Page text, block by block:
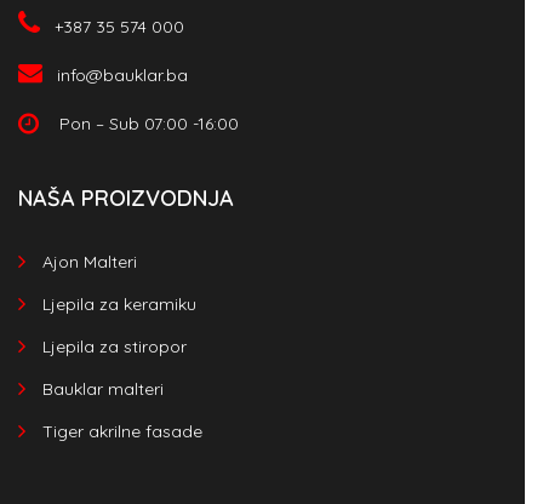
+387 35 574 000
info@bauklar.ba
Pon – Sub 07:00 -16:00
NAŠA PROIZVODNJA
Ajon Malteri
Ljepila za keramiku
Ljepila za stiropor
Bauklar malteri
Tiger akrilne fasade